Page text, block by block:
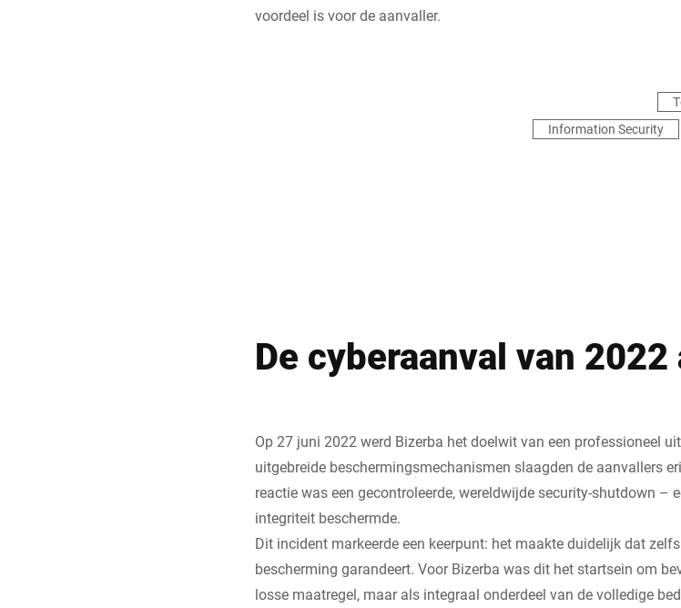
voordeel is voor de aanvaller.
Information Security
De cyberaanval van
Op 27 juni 2022 werd Bizerba het doelwit van een professioneel
uitgebreide beschermingsmechanismen slaagden de aanvallers
reactie was een gecontroleerde, wereldwijde security-shutdown –
integriteit beschermde.
Dit incident markeerde een keerpunt: het maakte duidelijk dat
bescherming garandeert. Voor Bizerba was dit het startsein om
losse maatregel, maar als integraal onderdeel van de volledige